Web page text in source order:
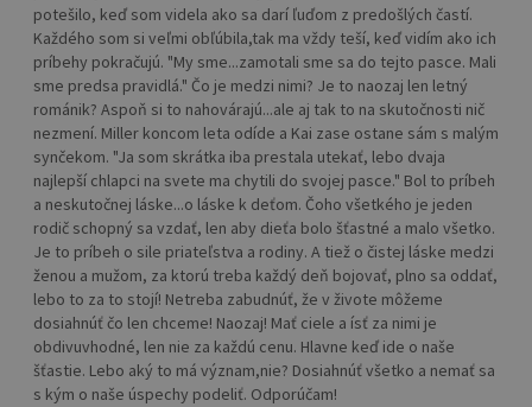
potešilo, keď som videla ako sa darí ľuďom z predošlých častí.
Každého som si veľmi obľúbila,tak ma vždy teší, keď vidím ako ich
príbehy pokračujú. "My sme...zamotali sme sa do tejto pasce. Mali
sme predsa pravidlá." Čo je medzi nimi? Je to naozaj len letný
románik? Aspoň si to nahovárajú...ale aj tak to na skutočnosti nič
nezmení. Miller koncom leta odíde a Kai zase ostane sám s malým
synčekom. "Ja som skrátka iba prestala utekať, lebo dvaja
najlepší chlapci na svete ma chytili do svojej pasce." Bol to príbeh
a neskutočnej láske...o láske k deťom. Čoho všetkého je jeden
rodič schopný sa vzdať, len aby dieťa bolo šťastné a malo všetko.
Je to príbeh o sile priateľstva a rodiny. A tiež o čistej láske medzi
ženou a mužom, za ktorú treba každý deň bojovať, plno sa oddať,
lebo to za to stojí! Netreba zabudnúť, že v živote môžeme
dosiahnúť čo len chceme! Naozaj! Mať ciele a ísť za nimi je
obdivuvhodné, len nie za každú cenu. Hlavne keď ide o naše
šťastie. Lebo aký to má význam,nie? Dosiahnúť všetko a nemať sa
s kým o naše úspechy podeliť. Odporúčam!